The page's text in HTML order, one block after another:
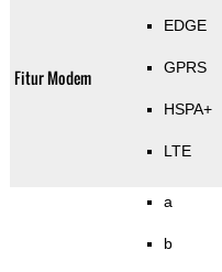
Fitur Modem
EDGE
GPRS
HSPA+
LTE
a
b